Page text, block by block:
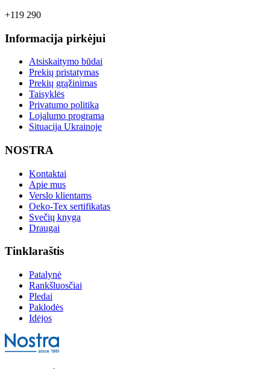
+119 290
Informacija pirkėjui
Atsiskaitymo būdai
Prekių pristatymas
Prekių grąžinimas
Taisyklės
Privatumo politika
Lojalumo programa
Situacija Ukrainoje
NOSTRA
Kontaktai
Apie mus
Verslo klientams
Oeko-Tex sertifikatas
Svečių knyga
Draugai
Tinklaraštis
Patalynė
Rankšluosčiai
Pledai
Paklodės
Idėjos